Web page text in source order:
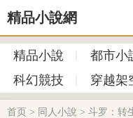
精品小說網
精品小說 都市小
科幻競技
穿越架
首页 > 同人小說 > 斗罗：转